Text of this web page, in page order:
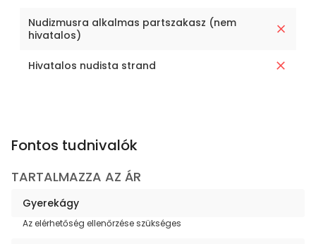
Nudizmusra alkalmas partszakasz (nem
hivatalos)
Hivatalos nudista strand
Fontos tudnivalók
TARTALMAZZA AZ ÁR
Gyerekágy
Az elérhetőség ellenőrzése szükséges